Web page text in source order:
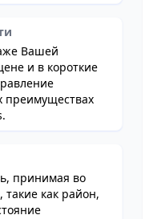
Вашей
и в короткие
преимуществах
принимая во
как район,